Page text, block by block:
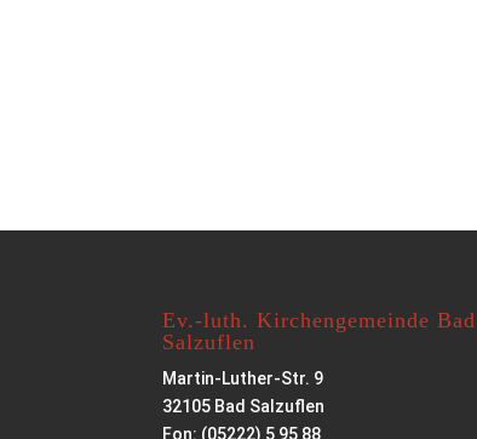
Ev.-luth. Kirchengemeinde Bad
Salzuflen
Martin-Luther-Str. 9
32105 Bad Salzuflen
Fon: (05222) 5 95 88